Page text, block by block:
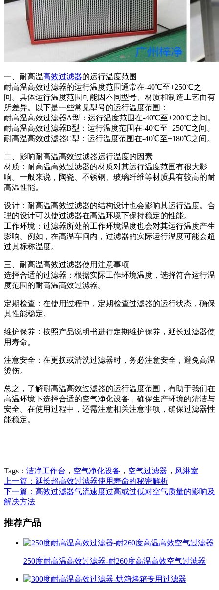
一、耐高温高效过滤器的运行温度范围
耐高温高效过滤器的运行温度范围通常在-40℃至+250℃之
间。具体运行温度范围可能因不同型号、材质和制造工艺而有
所差异。以下是一些常见型号的运行温度范围：
耐高温高效过滤器A型：运行温度范围在-40℃至+200℃之间。
耐高温高效过滤器B型：运行温度范围在-40℃至+250℃之间。
耐高温高效过滤器C型：运行温度范围在-40℃至+180℃之间。
二、影响耐高温高效过滤器运行温度的因素
材质：耐高温高效过滤器的材质对其运行温度范围有很大影
响。一般来说，陶瓷、不锈钢、玻璃纤维等材质具有较高的耐
高温性能。
设计：耐高温高效过滤器的结构设计也会影响其运行温度。合
理的设计可以使过滤器在高温环境下保持稳定的性能。
工作环境：过滤器所处的工作环境温度也会对其运行温度产生
影响。例如，在高温车间内，过滤器的实际运行温度可能会超
过其标称温度。
三、耐高温高效过滤器使用注意事项
选择合适的过滤器：根据实际工作环境温度，选择符合运行温
度范围的耐高温高效过滤器。
定期检查：在使用过程中，定期检查过滤器的运行状态，确保
其性能稳定。
维护保养：按照产品说明书进行定期维护保养，延长过滤器使
用寿命。
注意安全：在更换或清洗过滤器时，务必注意安全，避免高温
烫伤。
总之，了解耐高温高效过滤器的运行温度范围，有助于我们在
高温环境下选择合适的空气净化设备，确保生产环境的清洁与
安全。在使用过程中，还需注意相关注意事项，确保过滤器性
能稳定。
Tags： 洁净工作台 ， 空气净化设备 ， 空气过滤器 ， 风淋室
上一篇：延长超高效过滤器使用寿命的秘密解析
下一篇：高效过滤器气流速度过高或过低对空气质量的影响及
解决方法
推荐产品
250度耐高温高效过滤器-耐260度高温高效空气过滤器